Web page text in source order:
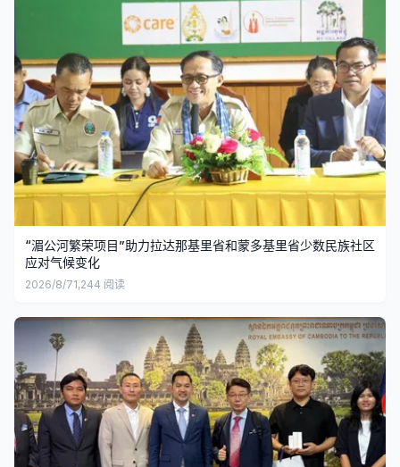
“湄公河繁荣项目”助力拉达那基里省和蒙多基里省少数民族社区
应对气候变化
2026/8/71,244 阅读